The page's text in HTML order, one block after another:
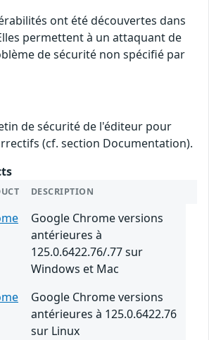
ont été découvertes dans
permettent à un attaquant de
de sécurité non spécifié par
de sécurité de l'éditeur pour
(cf. section Documentation).
DESCRIPTION
Google Chrome versions
antérieures à
125.0.6422.76/.77 sur
Windows et Mac
Google Chrome versions
antérieures à 125.0.6422.76
sur Linux